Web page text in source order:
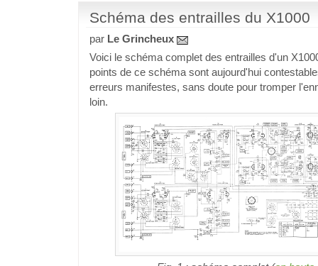
Schéma des entrailles du X1000
par Le Grincheux
Voici le schéma complet des entrailles d'un
points de ce schéma sont aujourd'hui
erreurs manifestes, sans doute pour tromper
loin.